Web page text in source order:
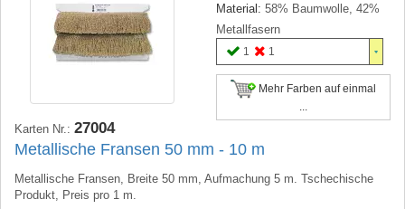
Material: 58% Baumwolle, 42%
Metallfasern
1 1
Mehr Farben auf einmal
Karten Nr.: 27004
Metallische Fransen 50 mm - 10 m
Metallische Fransen, Breite 50 mm, Aufmachung 5 m. Tschechische
Produkt, Preis pro 1 m.